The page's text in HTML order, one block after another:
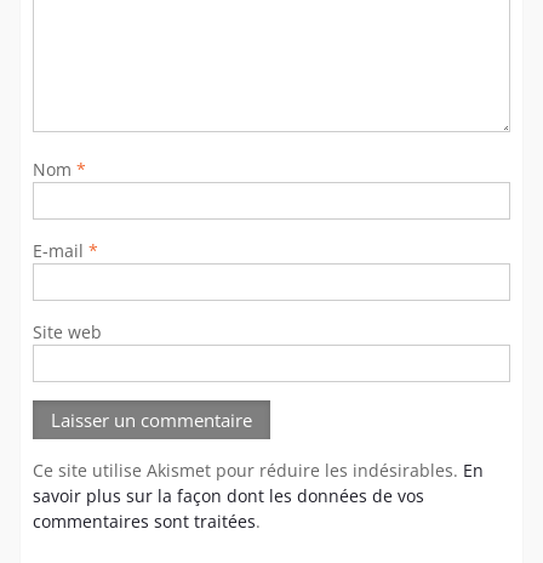
Nom *
E-mail *
Site web
Ce site utilise Akismet pour réduire les indésirables. En
savoir plus sur la façon dont les données de vos
commentaires sont traitées.